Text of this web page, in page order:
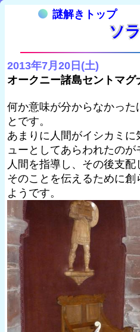
謎解きトップ
ソ
2013年7月20日(土)
オークニー諸島セントマ
何か意味が分からなかった
とです。
あまりに人間がイシカミに
ューとしてあらわれたの
人間を指導し、その後支配
そのことを伝えるために
ようです。